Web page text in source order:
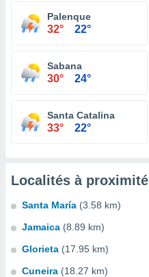
Palenque
32° 22°
Sabana
30° 24°
Santa Catalina
33° 22°
Localités à proximité
Santa María (3.58 km)
Jamaica (8.89 km)
Glorieta (17.95 km)
Cuneira (18.27 km)